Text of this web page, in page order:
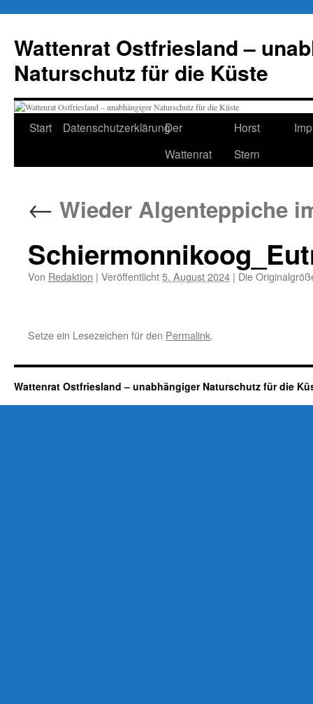
springen
Wattenrat Ostfriesland –
Naturschutz für die Küste
Start DatenschutzerklärungDer
Wattenrat
Horst
Stern
← Wieder Algenteppiche
Von Redaktion | Veröffentlicht5. August 2024 | Die
Setze ein Lesezeichen für den Permalink.
Wattenrat Ostfriesland – unabhängiger Naturschutz für die